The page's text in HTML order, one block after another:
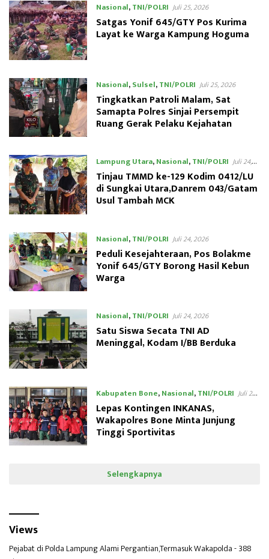
Nasional,TNI/POLRI Juli 25, 2026
Satgas Yonif 645/GTY Pos Kurima
Layat ke Warga Kampung Hoguma
Nasional,Sulsel,TNI/POLRI Juli 25, 2026
Tingkatkan Patroli Malam, Sat
Samapta Polres Sinjai Persempit
Ruang Gerak Pelaku Kejahatan
Lampung Utara,Nasional,TNI/POLRI Juli 24,
2026
Tinjau TMMD ke-129 Kodim 0412/LU
di Sungkai Utara,Danrem 043/Gatam
Usul Tambah MCK
Nasional,TNI/POLRI Juli 24, 2026
Peduli Kesejahteraan, Pos Bolakme
Yonif 645/GTY Borong Hasil Kebun
Warga
Nasional,TNI/POLRI Juli 24, 2026
Satu Siswa Secata TNI AD
Meninggal, Kodam I/BB Berduka
Kabupaten Bone,Nasional,TNI/POLRI Juli 24,
2026
Lepas Kontingen INKANAS,
Wakapolres Bone Minta Junjung
Tinggi Sportivitas
Selengkapnya
Views
Pejabat di Polda Lampung Alami Pergantian,Termasuk Wakapolda- 388